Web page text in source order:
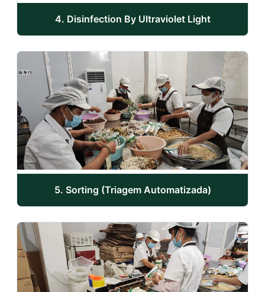
4. Disinfection By Ultraviolet Light
5. Sorting (Triagem Automatizada)